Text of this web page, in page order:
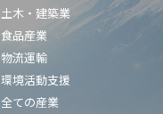
土木・建築業
食品産業
物流運輸
環境活動支援
全ての産業